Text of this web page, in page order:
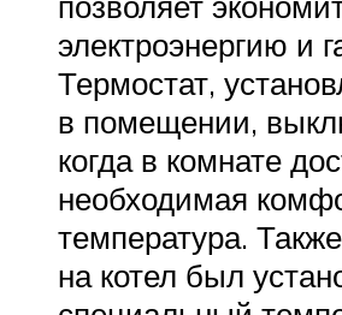
электроэнергию и
Термостат,
в помещении,
когда в комнате
необходимая
температура.
на котел был